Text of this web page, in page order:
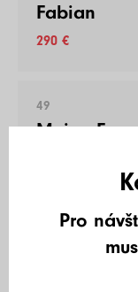
Fabian
290 €
49
Meine
Oppossum
Pro